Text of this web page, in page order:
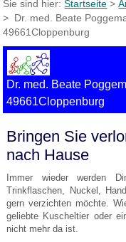
Sie sind hier:Startseite >
> Dr. med. Beate
49661Cloppenburg
Dr. med. Beate
49661Cloppenburg
Bringen Sie
nach Hause
Immer wieder werden
Trinkflaschen, Nuckel,
gern verzichten möchte.
geliebte Kuscheltier oder
nicht mehr da ist.